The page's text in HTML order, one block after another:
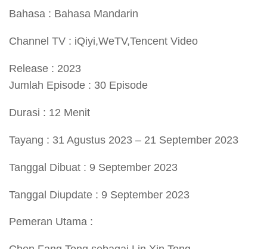
Bahasa : Bahasa Mandarin
Channel TV : iQiyi,WeTV,Tencent Video
Release : 2023
Jumlah Episode : 30 Episode
Durasi : 12 Menit
Tayang : 31 Agustus 2023 – 21 September 2023
Tanggal Dibuat : 9 September 2023
Tanggal Diupdate : 9 September 2023
Pemeran Utama :